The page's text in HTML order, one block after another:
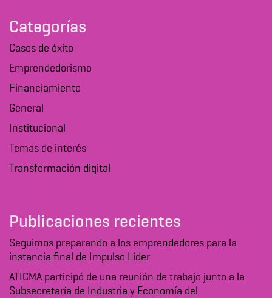
Categorías
Casos de éxito
Emprendedorismo
Financiamiento
General
Institucional
Temas de interés
Transformación digital
Publicaciones recientes
Seguimos preparando a los emprendedores para la
instancia final de Impulso Líder
ATICMA participó de una reunión de trabajo junto a la
Subsecretaría de Industria y Economía del